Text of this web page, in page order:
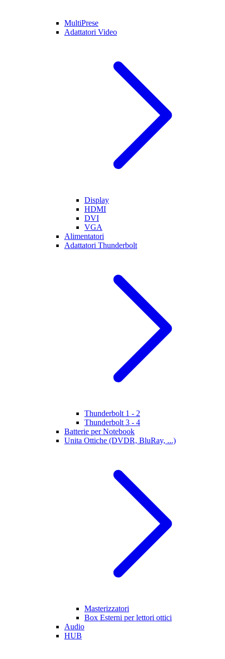
MultiPrese
Adattatori Video
Display
HDMI
DVI
VGA
Alimentatori
Adattatori Thunderbolt
Thunderbolt 1 - 2
Thunderbolt 3 - 4
Batterie per Notebook
Unita Ottiche (DVDR, BluRay, ...)
Masterizzatori
Box Esterni per lettori ottici
Audio
HUB